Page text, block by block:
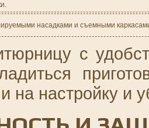
насадками и съемными
с
на настройку и